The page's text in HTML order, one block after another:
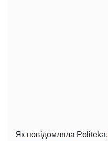
Як повідомляла Politeka,